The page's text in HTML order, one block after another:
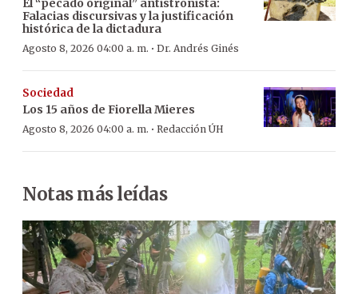
El “pecado original” antistronista:
Falacias discursivas y la justificación
histórica de la dictadura
Agosto 8, 2026 04:00 a. m. · Dr. Andrés Ginés
Sociedad
Los 15 años de Fiorella Mieres
Agosto 8, 2026 04:00 a. m. · Redacción ÚH
Notas más leídas